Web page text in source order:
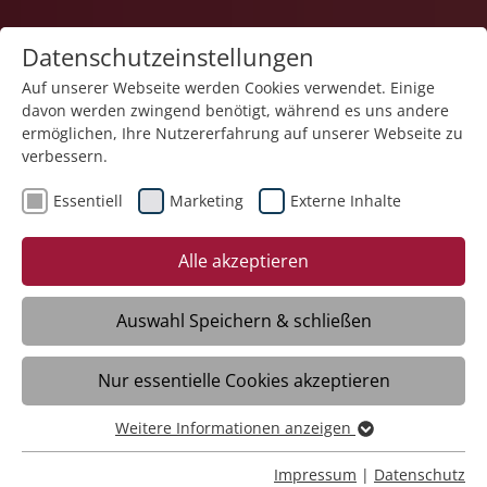
26.09.2025
Verena-Fest 2025: Musik,
Gemeinschaft und
herbstliche Genüsse
Strassberg - Mit dem diesjährigen Verena-
Fest hat das Haus der Pflege St. Verena
der Stiftung Liebenau in Straßberg wieder
einmal gezeigt, wie lebendig und herzlich
Datenschutzeinstellungen
Auf unserer Webseite werden Cookies verwendet. Einige
davon werden zwingend benötigt, während es uns andere
ermöglichen, Ihre Nutzererfahrung auf unserer Webseite zu
verbessern.
Essentiell Marketing Externe Inhalte
Alle akzeptieren
Auswahl Speichern & schließen
Nur essentielle Cookies akzeptieren
Essentiell
Essentielle Cookies werden für grundlegende Funktionen
Weitere Informationen anzeigen
Impressum | Datenschutz